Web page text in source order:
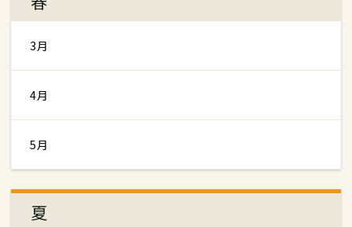
3月
4月
5月
夏